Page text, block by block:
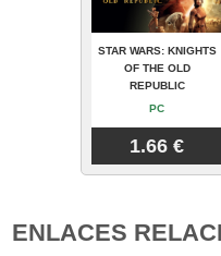
STAR WARS: KNIGHTS
OF THE OLD
REPUBLIC
PC
1.66 €
ENLACES